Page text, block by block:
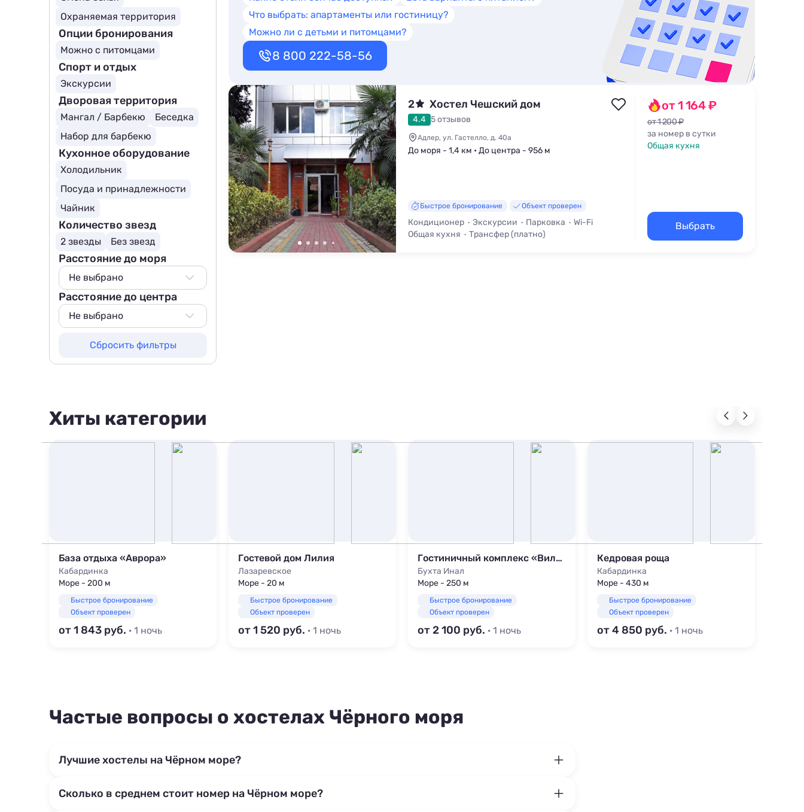
Что выбрать: апартаменты или гостиницу?
Можно ли с детьми и питомцами?
8 800 222-58-56
2 Хостел Чешский дом
4.4 5 отзывов
Адлер, ул. Гастелло, д. 40а
До моря - 1,4 км • До центра - 956 м
Быстрое бронирование Объект проверен
Кондиционер Экскурсии Парковка
Wi-Fi
Общая кухня
Трансфер (платно)
от 1 164 ₽
от 1 200 ₽
за номер в сутки
Общая кухня
Выбрать
Охраняемая территория
Опции бронирования
Можно с питомцами
Спорт и отдых
Экскурсии
Дворовая территория
Мангал / Барбекю
Беседка
Набор для барбекю
Кухонное оборудование
Холодильник
Посуда и принадлежности
Чайник
Количество звезд
2 звезды Без звезд
Расстояние до моря
Не выбрано
Не выбрано
200 м
800 м
1000 м
Расстояние до центра
Не выбрано
Сбросить фильтры
Хиты категории
База отдыха «Аврора»
Кабардинка
Море - 200 м
Быстрое бронирование
Объект проверен
от 1 843 · 1 ночь
Гостевой дом Лилия
Лазаревское
Море - 20 м
Быстрое бронирование
Объект проверен
от 1 520 · 1 ночь
Гостиничный комплекс «Вилла Алла»
Бухта Инал
Море - 250 м
Быстрое бронирование
Объект проверен
от 2 100 · 1 ночь
Кедровая роща
Кабардинка
Море - 430 м
Быстрое бронирование
Объект проверен
от 4 850 · 1 ночь
Частые вопросы о хостелах Чёрного моря
Лучшие хостелы на Чёрном море?
Сколько в среднем стоит номер на Чёрном море?